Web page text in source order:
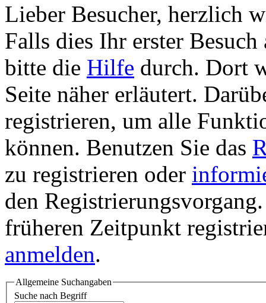
Lieber Besucher, herzlich
Falls dies Ihr erster
bitte die Hilfe durch. Dort
Seite näher erläutert.
registrieren, um alle
können. Benutzen Sie das
zu registrieren oder
den
früheren Zeitpunkt
anmelden.
Allgemeine Suchangaben
Suche nach Begriff